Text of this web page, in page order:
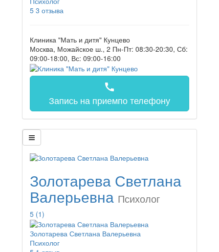
5 3 отзыва
Клиника "Мать и дитя" Кунцево
Москва, Можайское ш., 2 Пн-Пт: 08:30-20:30, Сб:
09:00-18:00, Вс: 09:00-16:00
call
Запись на приемпо телефону
Золотарева Светлана
Валерьевна Психолог
5 (1)
Золотарева Светлана Валерьевна
Психолог